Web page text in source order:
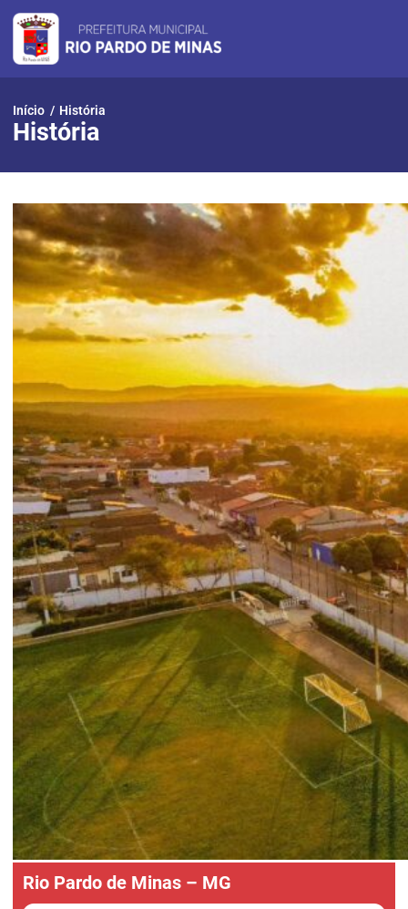
Início / História
História
Rio Pardo de Minas – MG